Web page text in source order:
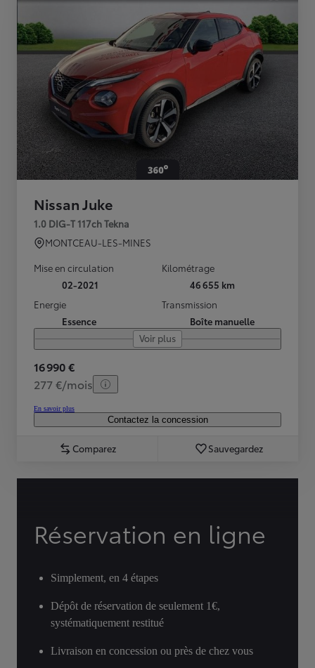
Nissan Juke
1.0 DIG-T 117ch Tekna
MONTCEAU-LES-MINES
Mise en circulation
02-2021
Kilométrage
46 655 km
Energie
Essence
Transmission
Boîte manuelle
Voir plus
16 990 €
277 €/mois
En savoir plus
Contactez la concession
Comparez Sauvegardez
Réservation en ligne
Simplement, en 4 étapes
Dépôt de réservation de seulement 1€,
systématiquement restitué
Livraison en concession ou près de chez vous